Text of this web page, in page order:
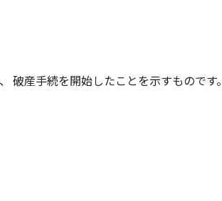
破産手続を開始したことを示すものです。